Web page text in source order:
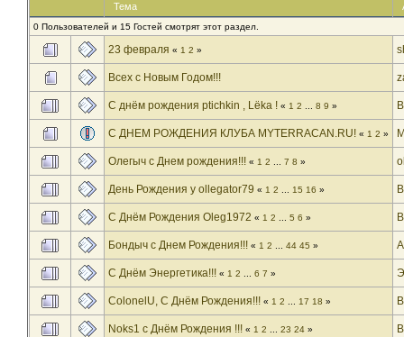
Тема
0 Пользователей и 15 Гостей смотрят этот раздел.
23 февраля « 1 2 »
Всех с Новым Годом!!!
С днём рождения ptichkin , Lёka ! « 1 2 ... 8 9 »
С ДНЕМ РОЖДЕНИЯ КЛУБА MYTERRACAN.RU! « 1 2 »
Олегыч с Днем рождения!!! « 1 2 ... 7 8 »
День Рождения у ollegator79 « 1 2 ... 15 16 »
С Днём Рождения Oleg1972 « 1 2 ... 5 6 »
Бондыч с Днем Рождения!!! « 1 2 ... 44 45 »
С Днём Энергетика!!! « 1 2 ... 6 7 »
ColonelU, С Днём Рождения!!! « 1 2 ... 17 18 »
Noks1 с Днём Рождения !!! « 1 2 ... 23 24 »